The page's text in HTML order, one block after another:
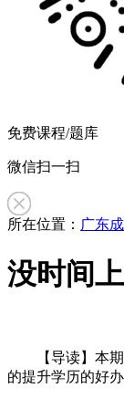
免费课程/题库
微信扫一扫
所在位置： 广东
没时间
徐
【导读】本期将
的提升学历的好